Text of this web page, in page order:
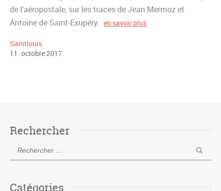
de l’aéropostale, sur les traces de Jean Mermoz et
Antoine de Saint-Exupéry. en savoir plus
Saintlouis
11 octobre2017
Rechercher
Catégories